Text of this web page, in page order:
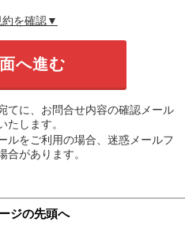
を確認▼
てに、お問合せ内容の確認メール
たします。
ルをご利用の場合、迷惑メールフ
合があります。
ジの先頭へ